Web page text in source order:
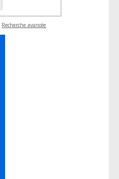
Recherche avancée